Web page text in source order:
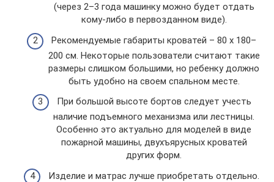
(через 2–3 года машинку можно будет отдать
кому-либо в первозданном виде).
Рекомендуемые габариты кроватей – 80 х 180–
200 см. Некоторые пользователи считают такие
размеры слишком большими, но ребенку должно
быть удобно на своем спальном месте.
При большой высоте бортов следует учесть
наличие подъемного механизма или лестницы.
Особенно это актуально для моделей в виде
пожарной машины, двухъярусных кроватей
других форм.
Изделие и матрас лучше приобретать отдельно.